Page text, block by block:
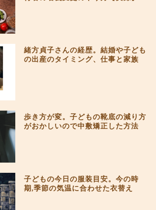
緒方貞子さんの経歴。結婚や子ども
の出産のタイミング、仕事と家族
歩き方が変。子どもの靴底の減り方
がおかしいので中敷矯正した方法
子どもの今日の服装目安。今の時
期,季節の気温に合わせた衣替え